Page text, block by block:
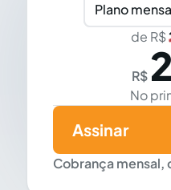
Plano
de R$
R$
No
Cobrança mensal,
Assinar